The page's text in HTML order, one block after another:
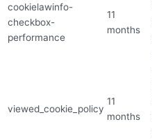
cookielawinfo-
checkbox-
performance
11
months
viewed_cookie_policy
11
months